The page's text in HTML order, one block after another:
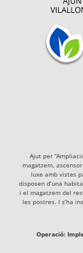
Ajut per
magatzem,
luxe amb vistes
disposen d’una
i el magatzem del
les postres. I s’ha
Operació: